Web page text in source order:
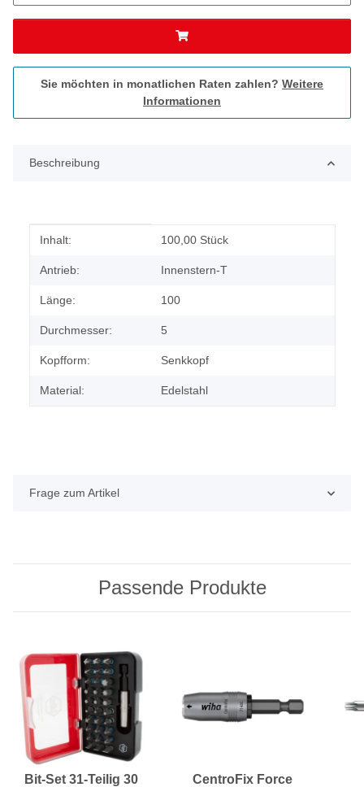
Sie möchten in monatlichen Raten zahlen? Weitere
Informationen
Beschreibung
Produkteigenschaft
Wert
Inhalt: 100,00 Stück
Antrieb: Innenstern-T
Länge: 100
Durchmesser: 5
Kopfform: Senkkopf
Material: Edelstahl
Frage zum Artikel
Passende Produkte
Bit-Set 31-Teilig 30
CentroFix Force